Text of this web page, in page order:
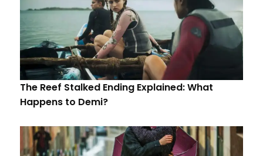
The Reef Stalked Ending Explained: What
Happens to Demi?